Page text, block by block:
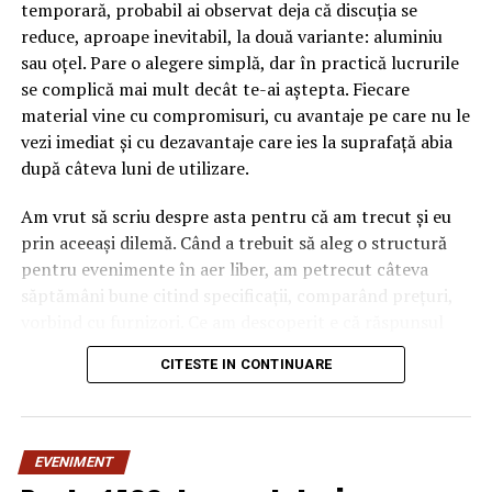
temporară, probabil ai observat deja că discuția se
reduce, aproape inevitabil, la două variante: aluminiu
sau oțel. Pare o alegere simplă, dar în practică lucrurile
se complică mai mult decât te-ai aștepta. Fiecare
material vine cu compromisuri, cu avantaje pe care nu le
vezi imediat și cu dezavantaje care ies la suprafață abia
după câteva luni de utilizare.
Am vrut să scriu despre asta pentru că am trecut și eu
prin aceeași dilemă. Când a trebuit să aleg o structură
pentru evenimente în aer liber, am petrecut câteva
săptămâni bune citind specificații, comparând prețuri,
„corect” depinde mult de context, de cât de des muți
pavilionul și de ce condiții meteo ai de înfruntat.
materialului mai mult decât
CITESTE IN CONTINUARE
EVENIMENT